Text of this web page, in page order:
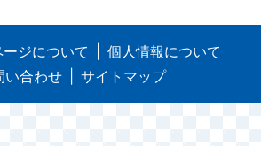
ジについて
個人情報について
い合わせ
サイトマップ